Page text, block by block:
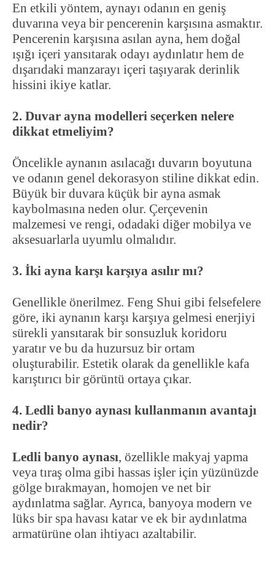
En etkili yöntem, aynayı odanın en geniş
duvarına veya bir pencerenin karşısına asmaktır.
Pencerenin karşısına asılan ayna, hem doğal
ışığı içeri yansıtarak odayı aydınlatır hem de
dışarıdaki manzarayı içeri taşıyarak derinlik
hissini ikiye katlar.
2. Duvar ayna modelleri seçerken nelere
dikkat etmeliyim?
Öncelikle aynanın asılacağı duvarın boyutuna
ve odanın genel dekorasyon stiline dikkat edin.
Büyük bir duvara küçük bir ayna asmak
kaybolmasına neden olur. Çerçevenin
malzemesi ve rengi, odadaki diğer mobilya ve
aksesuarlarla uyumlu olmalıdır.
3. İki ayna karşı karşıya asılır mı?
Genellikle önerilmez. Feng Shui gibi felsefelere
göre, iki aynanın karşı karşıya gelmesi enerjiyi
sürekli yansıtarak bir sonsuzluk koridoru
yaratır ve bu da huzursuz bir ortam
oluşturabilir. Estetik olarak da genellikle kafa
karıştırıcı bir görüntü ortaya çıkar.
4. Ledli banyo aynası kullanmanın avantajı
nedir?
Ledli banyo aynası, özellikle makyaj yapma
veya tıraş olma gibi hassas işler için yüzünüzde
gölge bırakmayan, homojen ve net bir
aydınlatma sağlar. Ayrıca, banyoya modern ve
lüks bir spa havası katar ve ek bir aydınlatma
armatürüne olan ihtiyacı azaltabilir.